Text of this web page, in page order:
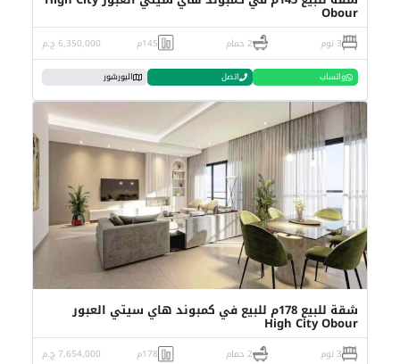
Obour
3 نوم 2 حمام 145م 6,350,000 ج.م
واتساب اتصل البورشور
شقة للبيع 178م للبيع في كمبوند هاي سيتي العبور
High City Obour
3 نوم 2 حمام 178م 7,654,000 ج.م